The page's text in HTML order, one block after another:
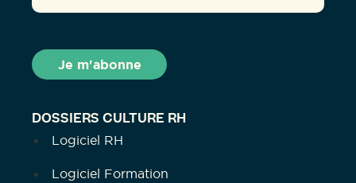
DOSSIERS CULTURE RH
Logiciel RH
Logiciel Formation